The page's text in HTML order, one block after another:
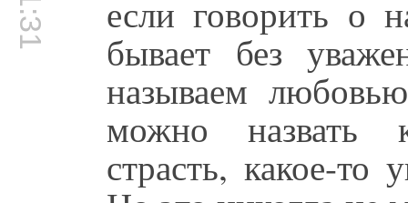
если говорить о
бывает без
называем
можно назвать
страсть, какое-то